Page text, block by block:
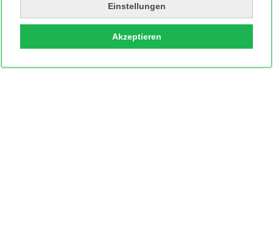
Einstellungen
Akzeptieren